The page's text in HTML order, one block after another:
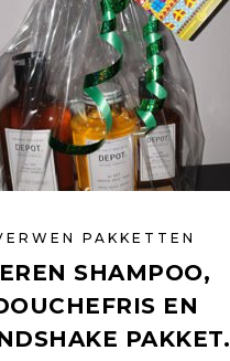
PAKKETTEN
SHAMPOO,
EN
PAKKET.